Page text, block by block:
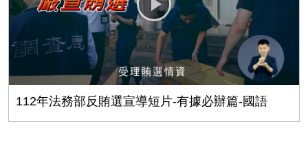
112年法務部反賄選宣導短片-有據必辦篇-國語